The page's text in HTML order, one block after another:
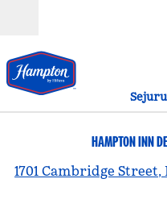
HAMPTON INN
1701 Cambridge Street,